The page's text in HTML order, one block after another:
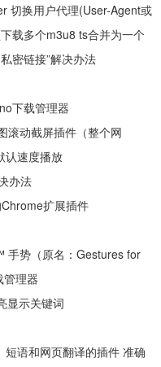
切换用户代理(User-Agent或
载多个m3u8 ts合并为一个
密链接”解决办法
下载管理器
滚动截屏插件（整个网
认速度播放
办法
扩展插件
手势（原名：Gestures for
理器
显示关键词
语和网页翻译的插件 准确